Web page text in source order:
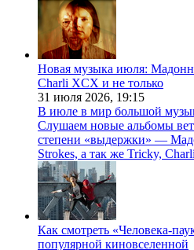
Новая музыка июля:
Charli XCX и не только
31 июля 2026, 19:15
В июле в мир большой
Слушаем новые альбомы
степени «выдержки» —
Strokes, а так же Tricky,
Как смотреть «Человека-
популярной киновселенной